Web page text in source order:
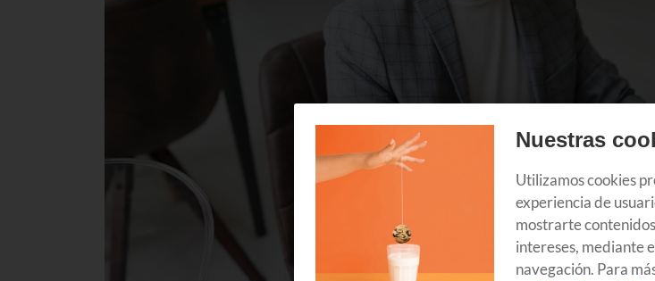
Nuestras
Utilizamos cookies
experiencia de
mostrarte
intereses, mediante
navegación. Para